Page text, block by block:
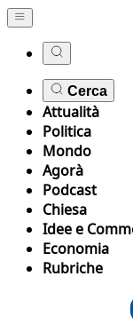
Cerca
Attualità
Politica
Mondo
Agorà
Podcast
Chiesa
Idee e
Economia
Rubriche